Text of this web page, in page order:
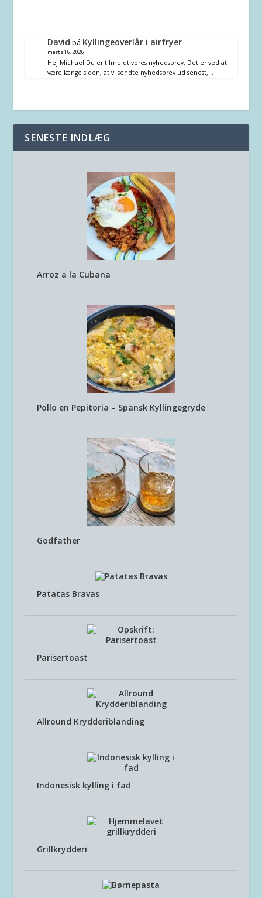
David på Kyllingeoverlår i airfryer
marts 16, 2026
Hej Michael Du er tilmeldt vores nyhedsbrev. Det er ved at
være længe siden, at vi sendte nyhedsbrev ud senest,…
SENESTE INDLÆG
Arroz a la Cubana
Pollo en Pepitoria – Spansk Kyllingegryde
Godfather
Patatas Bravas
Parisertoast
Allround Krydderiblanding
Indonesisk kylling i fad
Grillkrydderi